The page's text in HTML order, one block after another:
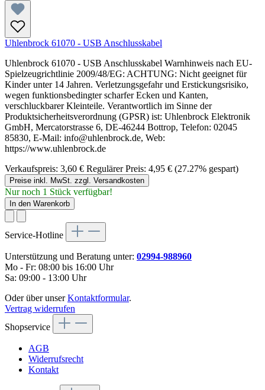
Uhlenbrock 61070 - USB Anschlusskabel
Uhlenbrock 61070 - USB Anschlusskabel Warnhinweis nach EU-
Spielzeugrichtlinie 2009/48/EG: ACHTUNG: Nicht geeignet für
Kinder unter 14 Jahren. Verletzungsgefahr und Erstickungsrisiko,
wegen funktionsbedingter scharfer Ecken und Kanten,
verschluckbarer Kleinteile. Verantwortlich im Sinne der
Produktsicherheitsverordnung (GPSR) ist: Uhlenbrock Elektronik
GmbH, Mercatorstrasse 6, DE-46244 Bottrop, Telefon: 02045
85830, E-Mail: info@uhlenbrock.de, Web:
https://www.uhlenbrock.de
Verkaufspreis: 3,60 € Regulärer Preis: 4,95 € (27.27% gespart)
Preise inkl. MwSt. zzgl. Versandkosten
Nur noch 1 Stück verfügbar!
In den Warenkorb
Service-Hotline
Unterstützung und Beratung unter: 02994-988960
Mo - Fr: 08:00 bis 16:00 Uhr
Sa: 09:00 - 13:00 Uhr
Oder über unserKontaktformular.
Vertrag widerrufen
Shopservice
AGB
Widerrufsrecht
Kontakt